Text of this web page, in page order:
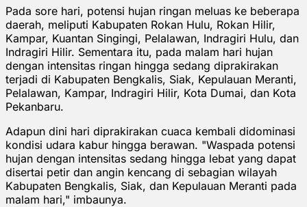
Pada sore hari, potensi hujan ringan meluas ke beberapa
daerah, meliputi Kabupaten Rokan Hulu, Rokan Hilir,
Kampar, Kuantan Singingi, Pelalawan, Indragiri Hulu, dan
Indragiri Hilir. Sementara itu, pada malam hari hujan
dengan intensitas ringan hingga sedang diprakirakan
terjadi di Kabupaten Bengkalis, Siak, Kepulauan Meranti,
Pelalawan, Kampar, Indragiri Hilir, Kota Dumai, dan Kota
Pekanbaru.
Adapun dini hari diprakirakan cuaca kembali didominasi
kondisi udara kabur hingga berawan. "Waspada potensi
hujan dengan intensitas sedang hingga lebat yang dapat
disertai petir dan angin kencang di sebagian wilayah
Kabupaten Bengkalis, Siak, dan Kepulauan Meranti pada
malam hari," imbaunya.